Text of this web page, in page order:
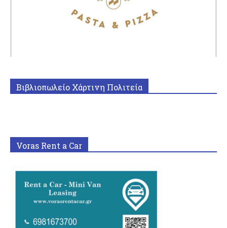
Βιβλιοπωλείο Χάρτινη Πολιτεία
Voras Rent a Car